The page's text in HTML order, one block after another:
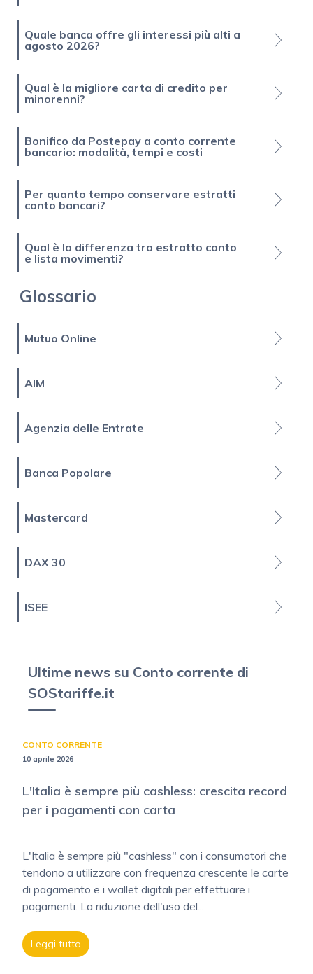
Quale banca offre gli interessi più alti a
agosto 2026?
Qual è la migliore carta di credito per
minorenni?
Bonifico da Postepay a conto corrente
bancario: modalità, tempi e costi
Per quanto tempo conservare estratti
conto bancari?
Qual è la differenza tra estratto conto
e lista movimenti?
Glossario
Mutuo Online
AIM
Agenzia delle Entrate
Banca Popolare
Mastercard
DAX 30
ISEE
Ultime news su Conto corrente di
SOStariffe.it
CONTO CORRENTE
10 aprile 2026
L'Italia è sempre più cashless: crescita record
per i pagamenti con carta
L'Italia è sempre più "cashless" con i consumatori che
tendono a utilizzare con frequenza crescente le carte
di pagamento e i wallet digitali per effettuare i
pagamenti. La riduzione dell'uso del...
Leggi tutto